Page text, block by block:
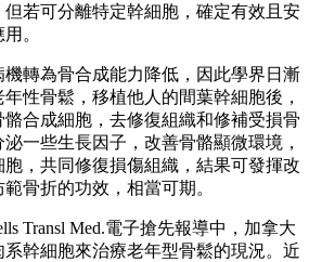
若可分離特定幹細胞，確定有效且安
。
轉為骨合成能力降低，因此學界日漸
性骨鬆，移植他人的間葉幹細胞後，
合成細胞，去修復組織和修補受損骨
一些生長因子，改善骨骼顯微環境，
，共同修復損傷組織，結果可發揮改
骨折的功效，相當可期。
Transl Med.電子搶先報導中，加拿大
幹細胞來治療老年型骨鬆的現況。近